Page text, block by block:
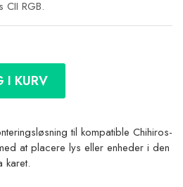
CII RGB.
KURV
til kompatible Chihiros-
at placere lys eller enheder i den
karet.